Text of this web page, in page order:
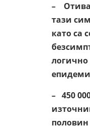
– Отива
тази
като са
логично
– 450